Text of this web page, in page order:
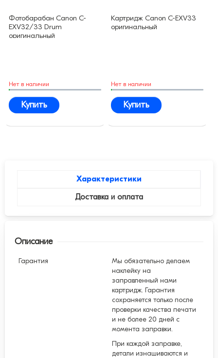
Фотобарабан Canon C-
EXV32/33 Drum
оригинальный
Нет в наличии
Купить
Картридж Canon C-EXV33
оригинальный
Нет в наличии
Купить
Характеристики
Доставка и оплата
Описание
Гарантия
Мы обязательно делаем
наклейку на
заправленный нами
картридж. Гарантия
сохраняется только после
проверки качества печати
и не более 20 дней с
момента заправки.
При каждой заправке,
детали изнашиваются и